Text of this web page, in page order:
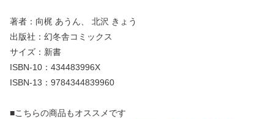
著者：向梶 あうん、 北沢 きょう
出版社：幻冬舎コミックス
サイズ：新書
ISBN-10：434483996X
ISBN-13：9784344839960
■こちらの商品もオススメです